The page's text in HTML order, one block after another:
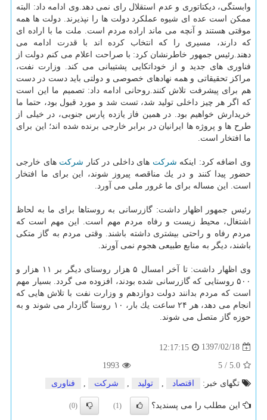
وابستگی، دیكتاتوری و عدم استقلال رای نمی دهد.وی ادامه داد: البته
ممكن است عده ای شیوه عملكرد دولت ها را نپذیرند. دولت ها همه
موقتی هستند و آنچه می ماند اراده مردم است. ملت ما با اراده ای
كه دارند، مسیری را كه انتخاب كرده اند با قدرت ادامه می
دهند.رئیس جمهور خاطرنشان كرد: با صراحت اعلام می كنم دولت از
فناوری های جدید و از خوداتكایی پشتیبانی می كند. وزارت نفت،
مراكز تحقیقاتی و همه نهادهای خصوصی و دولتی باید دست در دست
هم برای پیشرفت تلاش كنند.روحانی ادامه داد: تصمیم ما این است
كه اگر هر چیز داخلی تولید شد، تست شد و مورد قبول بود، حتما ما
خریدارش خواهیم بود. در همین فاز یازده پارس جنوبی، در خیلی از
طرح ها و پروژه ها ایرانیان در برابر خارجی برنده شده اند؛ این برای
ما افتخار است.
وی اضافه كرد: اینكه شركت های داخلی در كنار شركت های خارجی
حضور پیدا كنند و در یك مناقصه پیروز شوند، این برای ما افتخار
است. این مساله برای ما غرور ملی می آورد.
رئیس جمهور اظهار داشت: گازرسانی به روستاها برای ما به لحاظ
اشتغال، محیط زیست و رفاه مردم مهم است. این مهم است كه
مردم رفاه و راحتی بیشتری داشته باشند. وقتی مردم به گاز متكی
باشند، دیگر به منابع طبیعی هجوم نمی آورند.
وی اظهار داشت: تا آخر امسال ۵ هزار روستای دیگر بر ۱۱ هزار و
۵۰۰ روستایی كه گازرسانی شده بودند، افزوده می گردد. بسیار مهم
است كه مردم بدانند دولت دوازدهم و وزارت نفت با تلاش هایی كه
انجام می دهد، هر ۲۴ ساعت یك بار، ۱۰ روستا گازدار می شوند و به
حوزه گاز متصل می شوند.
1397/02/18
12:17:15
5.0
/
5
1993
تگهای خبر:
اقتصاد , تولید , شركت , فناوری
این مطلب را می پسندید؟ (1)
(0)